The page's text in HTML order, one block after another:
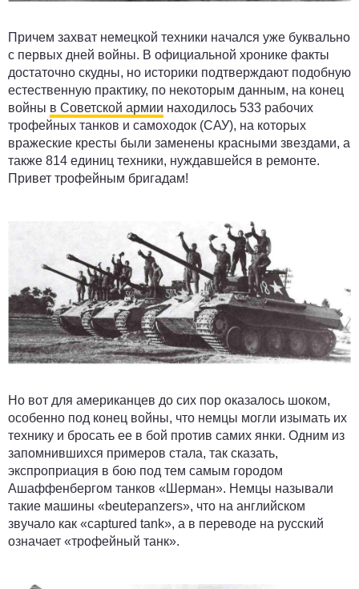
Причем захват немецкой техники начался уже буквально
с первых дней войны. В официальной хронике факты
достаточно скудны, но историки подтверждают подобную
естественную практику, по некоторым данным, на конец
войны в Советской армии находилось 533 рабочих
трофейных танков и самоходок (САУ), на которых
вражеские кресты были заменены красными звездами, а
также 814 единиц техники, нуждавшейся в ремонте.
Привет трофейным бригадам!
Но вот для американцев до сих пор оказалось шоком,
особенно под конец войны, что немцы могли изымать их
технику и бросать ее в бой против самих янки. Одним из
запомнившихся примеров стала, так сказать,
экспроприация в бою под тем самым городом
Ашаффенбергом танков «Шерман». Немцы называли
такие машины «beutepanzers», что на английском
звучало как «captured tank», а в переводе на русский
означает «трофейный танк».